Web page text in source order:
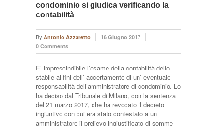
condominio si giudica verificando la
contabilità
By Antonio Azzaretto
16 Giugno 2017
0 Comments
E’ imprescindibile l’esame della contabilità dello
stabile ai fini dell’ accertamento di un’ eventuale
responsabilità dell’amministratore di condominio. Lo
ha deciso dal Tribunale di Milano, con la sentenza
del 21 marzo 2017, che ha revocato il decreto
ingiuntivo con cui era stato contestato a un
amministratore il prelievo ingiustificato di somme